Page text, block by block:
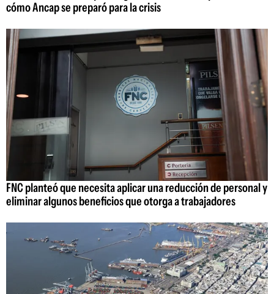
cómo Ancap se preparó para la crisis
FNC planteó que necesita aplicar una reducción de personal y
eliminar algunos beneficios que otorga a trabajadores